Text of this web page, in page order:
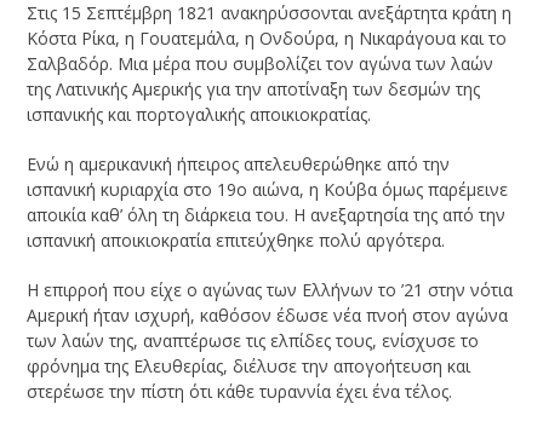
Στις 15 Σεπτέμβρη 1821 ανακηρύσσονται ανεξάρτητα κράτη η
Κόστα Ρίκα, η Γουατεμάλα, η Ονδούρα, η Νικαράγουα και το
Σαλβαδόρ. Μια μέρα που συμβολίζει τον αγώνα των λαών
της Λατινικής Αμερικής για την αποτίναξη των δεσμών της
ισπανικής και πορτογαλικής αποικιοκρατίας.
Ενώ η αμερικανική ήπειρος απελευθερώθηκε από την
ισπανική κυριαρχία στο 19ο αιώνα, η Κούβα όμως παρέμεινε
αποικία καθ’ όλη τη διάρκεια του. Η ανεξαρτησία της από την
ισπανική αποικιοκρατία επιτεύχθηκε πολύ αργότερα.
Η επιρροή που είχε ο αγώνας των Ελλήνων το ’21 στην νότια
Αμερική ήταν ισχυρή, καθόσον έδωσε νέα πνοή στον αγώνα
των λαών της, αναπτέρωσε τις ελπίδες τους, ενίσχυσε το
φρόνημα της Ελευθερίας, διέλυσε την απογοήτευση και
στερέωσε την πίστη ότι κάθε τυραννία έχει ένα τέλος.